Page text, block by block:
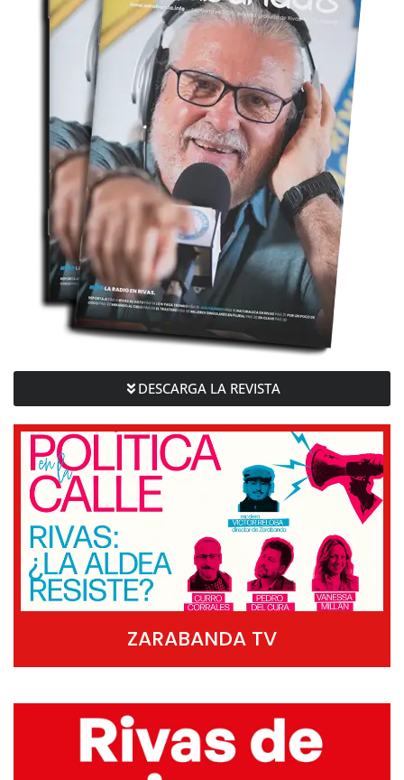
DESCARGA LA REVISTA
ZARABANDA TV